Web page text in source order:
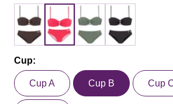
Cup:
Cup A Cup B Cup